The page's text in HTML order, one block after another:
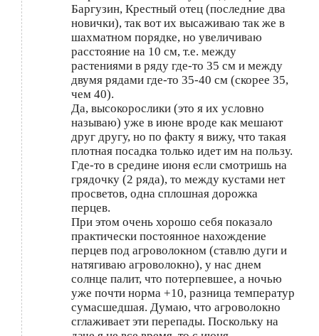
Баргузин, Крестный отец (последние два
новички), так вот их высаживаю так же в
шахматном порядке, но увеличиваю
расстояние на 10 см, т.е. между
растениями в ряду где-то 35 см и между
двумя рядами где-то 35-40 см (скорее 35,
чем 40).
Да, высокорослики (это я их условно
называю) уже в июне вроде как мешают
друг другу, но по факту я вижу, что такая
плотная посадка только идет им на пользу.
Где-то в средине июня если смотришь на
грядочку (2 ряда), то между кустами нет
просветов, одна сплошная дорожка
перцев.
При этом очень хорошо себя показало
практически постоянное нахождение
перцев под агроволокном (ставлю дуги и
натягиваю агроволокно), у нас днем
солнце палит, что потерпевшее, а ночью
уже почти норма +10, разница температур
сумасшедшая. Думаю, что агроволокно
сглаживает эти перепады. Поскольку на